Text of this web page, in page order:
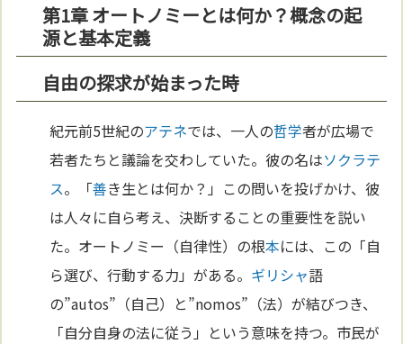
第1章 オートノミーとは何か？概念の起
源と基本定義
自由の探求が始まった時
紀元前5世紀のアテネでは、一人の哲学者が広場で
若者たちと議論を交わしていた。彼の名はソクラテ
ス。「善き生とは何か？」この問いを投げかけ、彼
は人々に自ら考え、決断することの重要性を説い
た。オートノミー（自律性）の根本には、この「自
ら選び、行動する力」がある。 ギリシャ語
の”autos”（自己）と”nomos”（法）が結びつき、
「自分自身の法に従う」という意味を持つ。市民が